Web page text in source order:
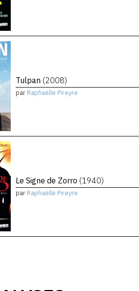
Tulpan (2008)
par Raphaëlle Pireyre
Le Signe de Zorro (1940)
par Raphaëlle Pireyre